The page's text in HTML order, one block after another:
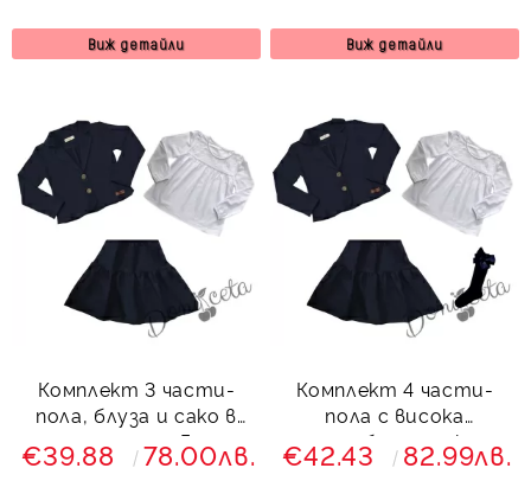
Виж детайли Виж детайли
Комплект 3 части-
пола, блуза и сако в
тъмносиньо Гери
€39.88 78.00лв.
Комплект 4 части-
пола с висока
талия,блуза, сако и
чорапи Гери
€42.43 82.99лв.